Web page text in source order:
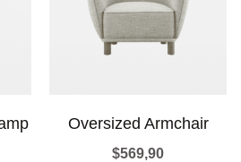
Oversized Armchair
$569,90